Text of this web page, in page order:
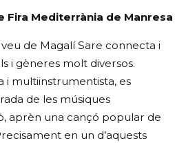
Fira Mediterrània de Manresa
de Magalí Sare connecta i
i gèneres molt diversos.
i multiinstrumentista, es
de les músiques
aprèn una cançó popular de
en un d’aquests